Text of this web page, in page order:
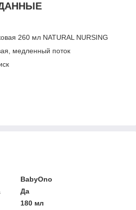
260 мл NATURAL NURSING
медленный поток
BabyOno
Да
180 мл